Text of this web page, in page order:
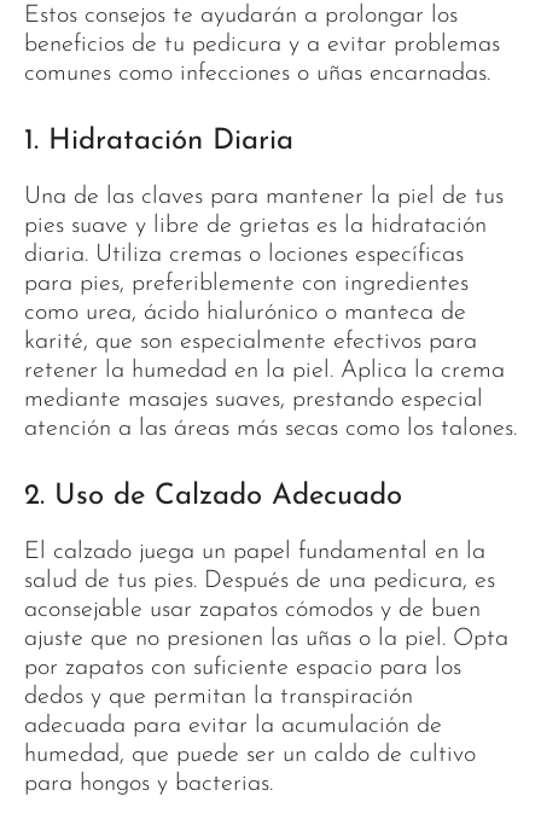
Estos consejos te ayudarán a prolongar los
beneficios de tu pedicura y a evitar problemas
comunes como infecciones o uñas encarnadas.
1. Hidratación Diaria
Una de las claves para mantener la piel de tus
pies suave y libre de grietas es la hidratación
diaria. Utiliza cremas o lociones específicas
para pies, preferiblemente con ingredientes
como urea, ácido hialurónico o manteca de
karité, que son especialmente efectivos para
retener la humedad en la piel. Aplica la crema
mediante masajes suaves, prestando especial
atención a las áreas más secas como los talones.
2. Uso de Calzado Adecuado
El calzado juega un papel fundamental en la
salud de tus pies. Después de una pedicura, es
aconsejable usar zapatos cómodos y de buen
ajuste que no presionen las uñas o la piel. Opta
por zapatos con suficiente espacio para los
dedos y que permitan la transpiración
adecuada para evitar la acumulación de
humedad, que puede ser un caldo de cultivo
para hongos y bacterias.